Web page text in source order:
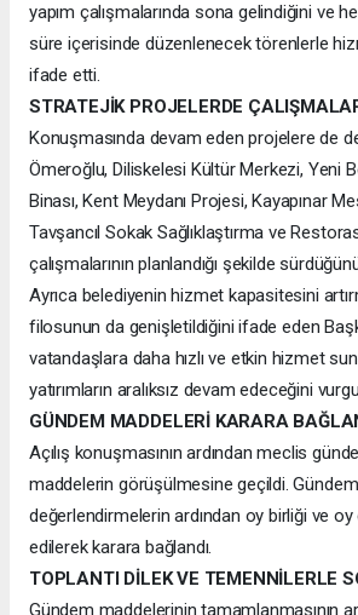
yapım çalışmalarında sona gelindiğini ve
süre içerisinde düzenlenecek törenlerle
ifade etti.
STRATEJİK PROJELERDE
Konuşmasında devam eden projelere de
Ömeroğlu, Diliskelesi Kültür Merkezi, Yeni
Binası, Kent Meydanı Projesi, Kayapınar
Tavşancıl Sokak Sağlıklaştırma ve
çalışmalarının planlandığı şekilde
Ayrıca belediyenin hizmet kapasitesini
filosunun da genişletildiğini ifade eden
vatandaşlara daha hızlı ve etkin hizmet
yatırımların aralıksız devam edeceğini
GÜNDEM MADDELERİ KARARA
Açılış konuşmasının ardından meclis
maddelerin görüşülmesine geçildi.
değerlendirmelerin ardından oy birliği ve
edilerek karara bağlandı.
TOPLANTI DİLEK VE TEMENNİLERLE
Gündem maddelerinin tamamlanmasının